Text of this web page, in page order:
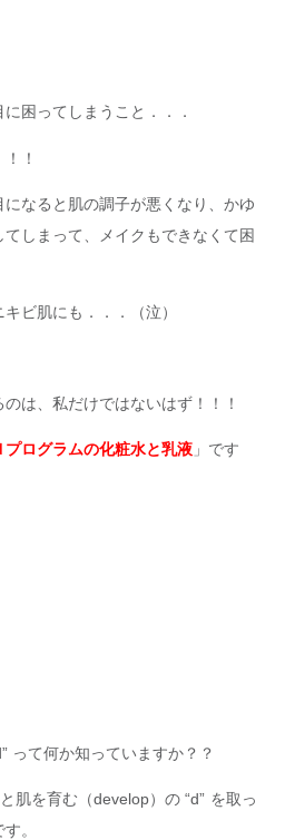
困ってしまうこと．．．
！
なると肌の調子が悪くなり、かゆ
しまって、メイクもできなくて困
ビ肌にも．．．（泣）
は、私だけではないはず！！！
プログラムの化粧水と乳液 」です
って何か知っていますか？？
肌を育む（develop）の “d” を取っ
。